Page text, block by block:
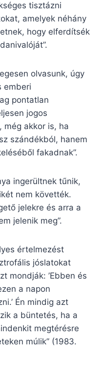
tisztázni
amelyek néhány
hogy elferdítsék
olvasunk, úgy
emberi
pontatlan
jogos
még akkor is, ha
szándékból, hanem
fakadnak”.
ingerültnek tűnik,
nem követték.
jelekre és arra a
jelenik meg”.
értelmezést
jóslatokat
mondják: ’Ebben és
a napon
Én mindig azt
a büntetés, ha a
megtérésre
múlik” (1983.